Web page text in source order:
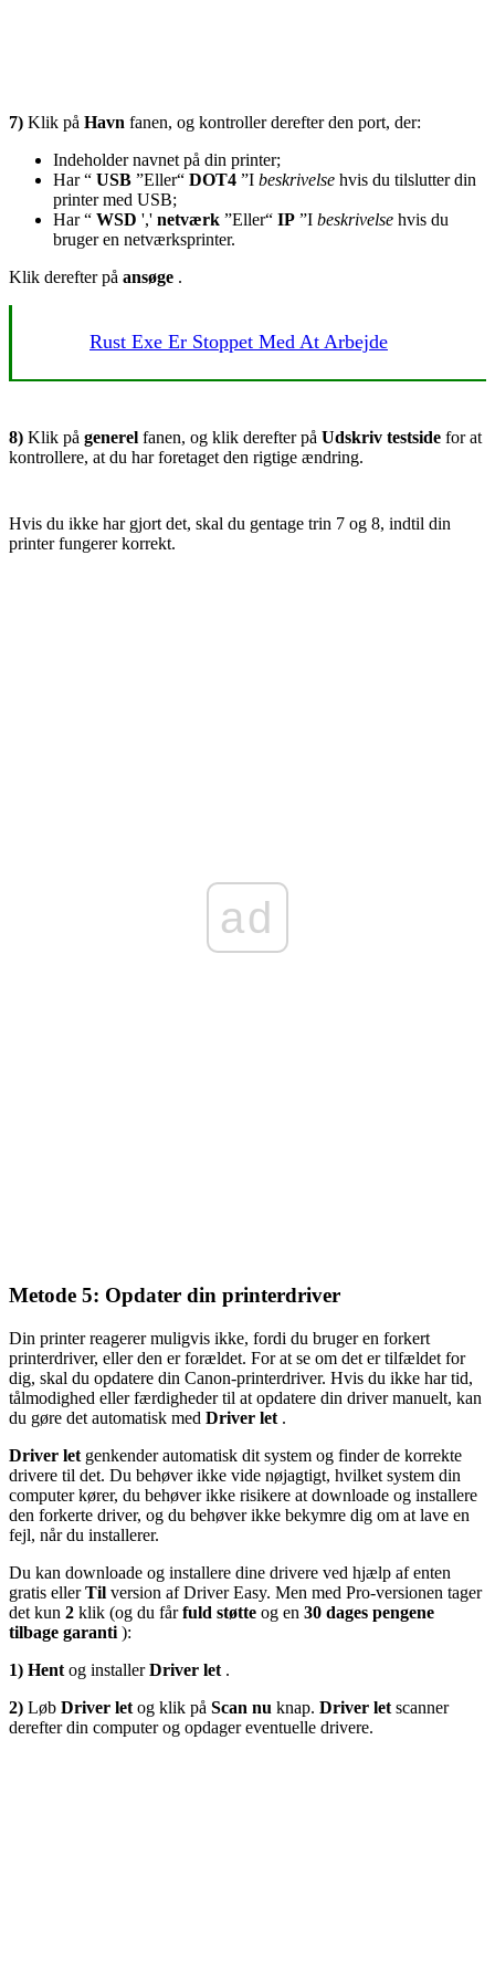
7) Klik på Havn fanen, og kontroller derefter den port, der:
Indeholder navnet på din printer;
Har “ USB ”Eller“ DOT4 ”I beskrivelse hvis du tilslutter din
printer med USB;
Har “ WSD ',' netværk ”Eller“ IP ”I beskrivelse hvis du
bruger en netværksprinter.
Klik derefter på ansøge .
Rust Exe Er Stoppet Med At Arbejde
8) Klik på generel fanen, og klik derefter på Udskriv testside for at
kontrollere, at du har foretaget den rigtige ændring.
Hvis du ikke har gjort det, skal du gentage trin 7 og 8, indtil din
printer fungerer korrekt.
ad
Metode 5: Opdater din printerdriver
Din printer reagerer muligvis ikke, fordi du bruger en forkert
printerdriver, eller den er forældet. For at se om det er tilfældet for
dig, skal du opdatere din Canon-printerdriver. Hvis du ikke har tid,
tålmodighed eller færdigheder til at opdatere din driver manuelt, kan
du gøre det automatisk med Driver let .
Driver let genkender automatisk dit system og finder de korrekte
drivere til det. Du behøver ikke vide nøjagtigt, hvilket system din
computer kører, du behøver ikke risikere at downloade og installere
den forkerte driver, og du behøver ikke bekymre dig om at lave en
fejl, når du installerer.
Du kan downloade og installere dine drivere ved hjælp af enten
gratis eller Til version af Driver Easy. Men med Pro-versionen tager
det kun 2 klik (og du får fuld støtte og en 30 dages pengene
tilbage garanti ):
1) Hent og installer Driver let .
2) Løb Driver let og klik på Scan nu knap. Driver let scanner
derefter din computer og opdager eventuelle drivere.